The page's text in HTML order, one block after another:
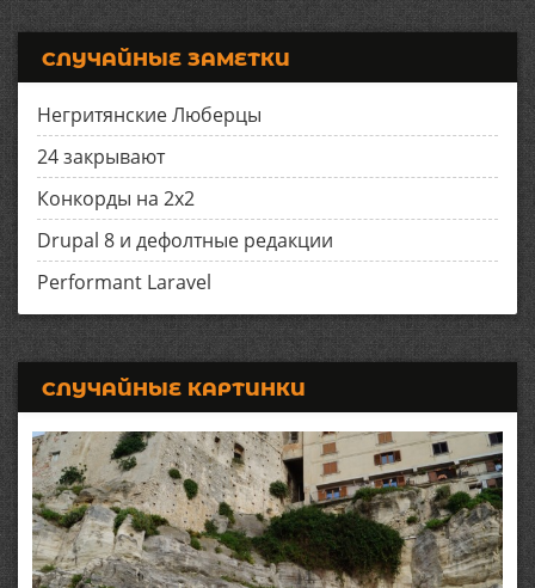
СЛУЧАЙНЫЕ ЗАМЕТКИ
Негритянские Люберцы
24 закрывают
Конкорды на 2x2
Drupal 8 и дефолтные редакции
Performant Laravel
СЛУЧАЙНЫЕ КАРТИНКИ